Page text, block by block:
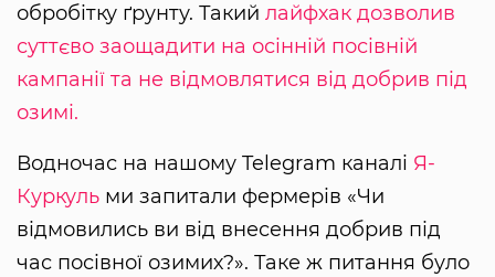
обробітку ґрунту. Такий лайфхак дозволив
суттєво заощадити на осінній посівній
кампанії та не відмовлятися від добрив під
озимі.
Водночас на нашому Telegram каналі Я-
Куркуль ми запитали фермерів «Чи
відмовились ви від внесення добрив під
час посівної озимих?». Таке ж питання було